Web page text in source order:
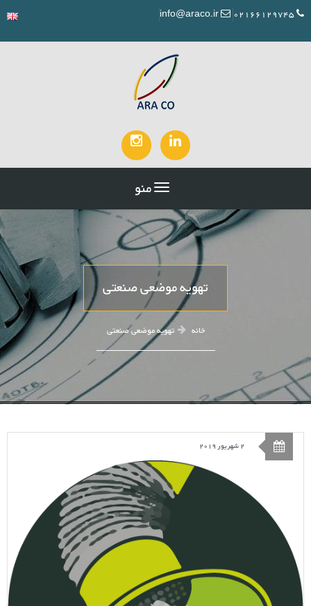
منو
تهویه موضعی صنعتی
خانه تهویه موضعی صنعتی
2 شهریور 2019